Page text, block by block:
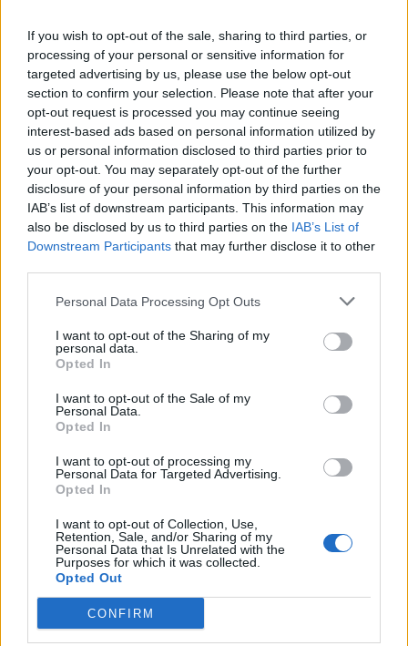
If you wish to opt-out of the sale, sharing to third parties, or
processing of your personal or sensitive information for
targeted advertising by us, please use the below opt-out
section to confirm your selection. Please note that after your
opt-out request is processed you may continue seeing
interest-based ads based on personal information utilized by
us or personal information disclosed to third parties prior to
your opt-out. You may separately opt-out of the further
disclosure of your personal information by third parties on the
IAB’s list of downstream participants. This information may
also be disclosed by us to third parties on the IAB’s List of
Downstream Participants that may further disclose it to other
Personal Data Processing Opt Outs
I want to opt-out of the Sharing of my
personal data.
Opted In
I want to opt-out of the Sale of my
Personal Data.
Opted In
I want to opt-out of processing my
Personal Data for Targeted Advertising.
Opted In
I want to opt-out of Collection, Use,
Retention, Sale, and/or Sharing of my
Personal Data that Is Unrelated with the
Purposes for which it was collected.
Opted Out
CONFIRM
Στην πρώτη του εγκύκλιο "Magnifica Humanitas", ο Πάπας
Λέων ΙΔ’ χρησιμοποιεί την ΤΝ ως αφετηρία για να
καταγγείλει την ανισότητα, τον πόλεμο, τη διάβρωση της
δημοκρατίας και τη συγκέντρωση εξουσίας σε
Διεθνή
Το “Ευρωβαρόμετρο” επιβεβαιώνει την
αβεβαιότητα των πολιτών της Ευρώπης
04.02.26
Το νέο "Ευρωβαρόμετρο" καταγράφει με ψυχρή ακρίβεια αυτή
την αντίφαση. Oι πολίτες που ανησυχούν βαθιά για πολέμους,
ακρίβεια και αποσταθεροποίηση, αλλά ταυτόχρονα ζητούν μια
πιο δυνατή, πιο παρούσα Ευ